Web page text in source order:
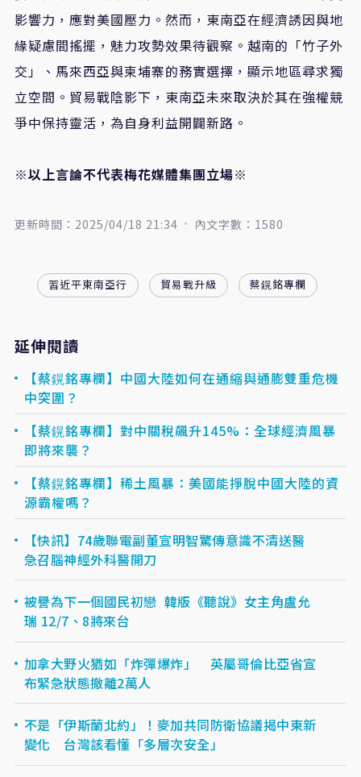
影響力，應對美國壓力。然而，東南亞在經濟誘因與地
緣疑慮間搖擺，魅力攻勢效果待觀察。越南的「竹子外
交」、馬來西亞與柬埔寨的務實選擇，顯示地區尋求獨
立空間。貿易戰陰影下，東南亞未來取決於其在強權競
爭中保持靈活，為自身利益開闢新路。
※以上言論不代表梅花媒體集團立場※
更新時間：2025/04/18 21:34 內文字數：1580
習近平東南亞行 貿易戰升級 蔡鎤銘專欄
延伸閱讀
【蔡鎤銘專欄】中國大陸如何在通縮與通膨雙重危機
中突圍？
【蔡鎤銘專欄】對中關稅飆升145%：全球經濟風暴
即將來襲？
【蔡鎤銘專欄】稀土風暴：美國能掙脫中國大陸的資
源霸權嗎？
【快訊】74歲聯電副董宣明智驚傳意識不清送醫
急召腦神經外科醫開刀
被譽為下一個國民初戀 韓版《聽說》女主角盧允
瑞 12/7、8將來台
加拿大野火猶如「炸彈爆炸」 英屬哥倫比亞省宣
布緊急狀態撤離2萬人
不是「伊斯蘭北約」！麥加共同防衛協議揭中東新
變化 台灣該看懂「多層次安全」